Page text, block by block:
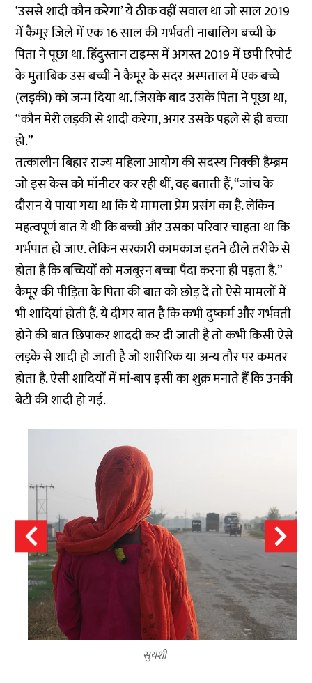
‘उससे शादी कौन करेगा’ ये ठीक वहीं सवाल था जो साल 2019
में कैमूर जिले में एक 16 साल की गर्भवती नाबालिग बच्ची के
पिता ने पूछा था. हिंदुस्तान टाइम्स में अगस्त 2019 में छपी रिपोर्ट
के मुताबिक उस बच्ची ने कैमूर के सदर अस्पताल में एक बच्चे
(लड़की) को जन्म दिया था. जिसके बाद उसके पिता ने पूछा था,
“कौन मेरी लड़की से शादी करेगा, अगर उसके पहले से ही बच्चा
हो.”
तत्कालीन बिहार राज्य महिला आयोग की सदस्य निक्की हैम्ब्रम
जो इस केस को मॉनीटर कर रही थीं, वह बताती हैं, “जांच के
दौरान ये पाया गया था कि ये मामला प्रेम प्रसंग का है. लेकिन
महत्वपूर्ण बात ये थी कि बच्ची और उसका परिवार चाहता था कि
गर्भपात हो जाए. लेकिन सरकारी कामकाज इतने ढीले तरीके से
होता है कि बच्चियों को मजबूरन बच्चा पैदा करना ही पड़ता है.”
कैमूर की पीड़िता के पिता की बात को छोड़ दें तो ऐसे मामलों में
भी शादियां होती हैं. ये दीगर बात है कि कभी दुष्कर्म और गर्भवती
होने की बात छिपाकर शाददी कर दी जाती है तो कभी किसी ऐसे
लड़के से शादी हो जाती है जो शारीरिक या अन्य तौर पर कमतर
होता है. ऐसी शादियों में मां-बाप इसी का शुक्र मनाते हैं कि उनकी
बेटी की शादी हो गई.
सुयशी